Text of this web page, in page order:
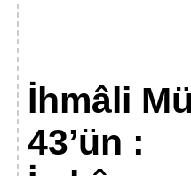
İhmâli
43’ün :